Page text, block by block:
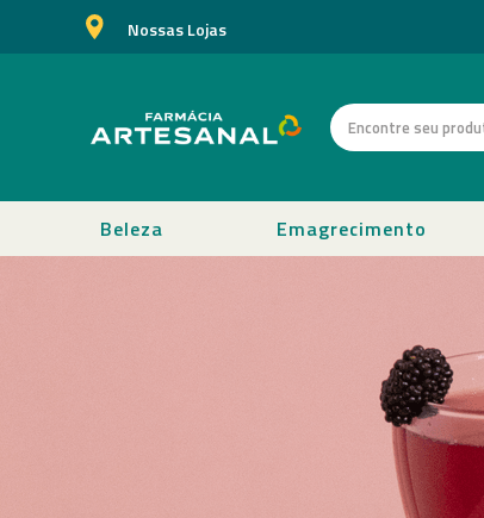
Nossas Lojas
Beleza Emagrecimento